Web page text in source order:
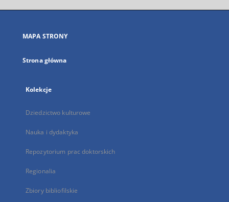
się
karcie
MAPA STRONY
Strona główna
Kolekcje
Dziedzictwo kulturowe
Nauka i dydaktyka
Repozytorium prac doktorskich
Regionalia
Zbiory bibliofilskie